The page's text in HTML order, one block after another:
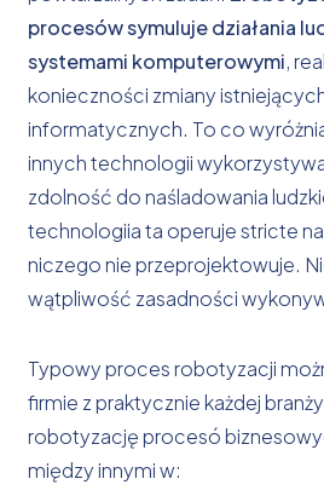
procesów symuluje działania
systemami komputerowymi,
konieczności zmiany
informatycznych. To co
innych technologii
zdolność do naśladowania
technologiia ta operuje stricte
niczego nie przeprojektowuje.
wątpliwość zasadności
Typowy proces robotyzacji
firmie z praktycznie każdej
robotyzację procesó
między innymi w: